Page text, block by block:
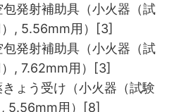
包発射補助具（小火器（試
, 5.56mm用）[3]
包発射補助具（小火器（試
, 7.62mm用）[3]
きょう受け（小火器（試験
, 5.56mm用）[8]